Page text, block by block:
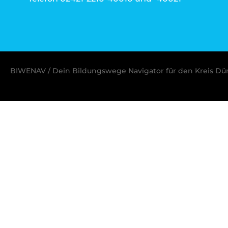
BIWENAV / Dein Bildungswege Navigator für den Kreis